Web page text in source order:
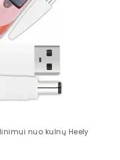
nuo kulnų Heely